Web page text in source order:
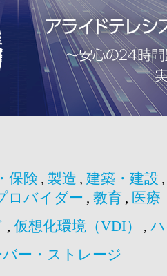
保険 , 製造 ,建築・建設
ロバイダー , 教育 , 医療
,仮想化環境（VDI） ,
ー・ストレージ